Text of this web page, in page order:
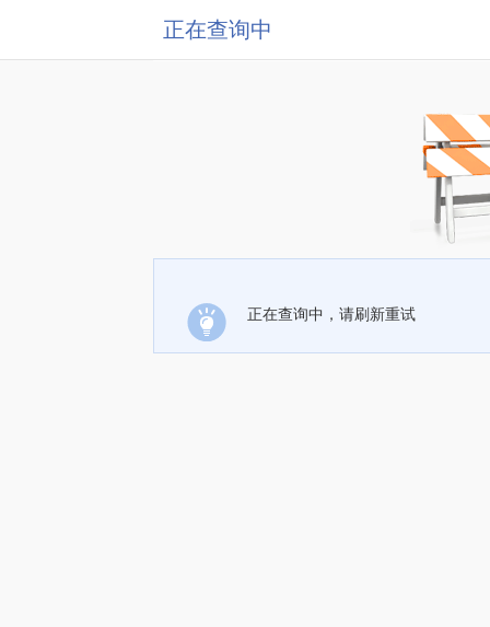
正在查询中
正在查询中，请刷新重试